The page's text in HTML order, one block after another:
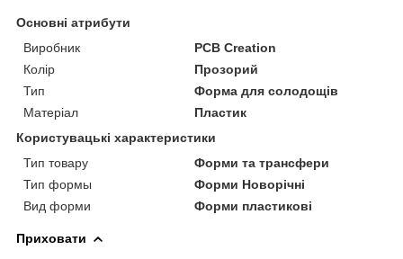
Основні атрибути
Виробник
PCB Creation
Колір
Прозорий
Тип
Форма для солодощів
Матеріал
Пластик
Користувацькі характеристики
Тип товару
Форми та трансфери
Тип формы
Форми Новорічні
Вид форми
Форми пластикові
Приховати